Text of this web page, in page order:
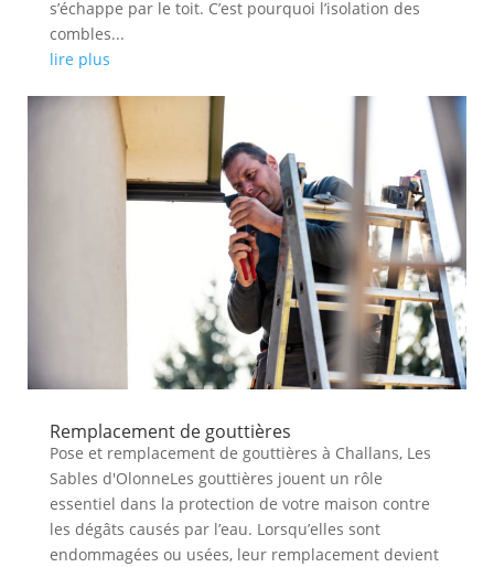
s’échappe par le toit. C’est pourquoi l’isolation des
combles...
lire plus
Remplacement de gouttières
Pose et remplacement de gouttières à Challans, Les
Sables d'OlonneLes gouttières jouent un rôle
essentiel dans la protection de votre maison contre
les dégâts causés par l’eau. Lorsqu’elles sont
endommagées ou usées, leur remplacement devient